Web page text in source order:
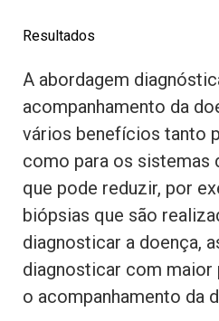
Resultados
A abordagem
acompanhamento da
vários benefícios tanto
como para os sistemas
que pode reduzir, por
biópsias que são
diagnosticar a doença,
diagnosticar com maior
o acompanhamento da